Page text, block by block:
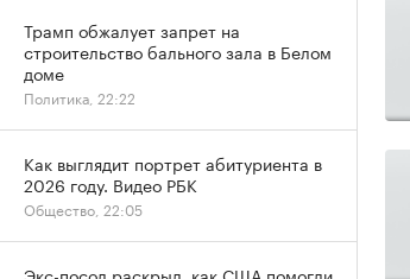
Трамп обжалует запрет на
строительство бального зала в Белом
доме
Политика, 22:22
Как выглядит портрет абитуриента в
2026 году. Видео РБК
Общество, 22:05